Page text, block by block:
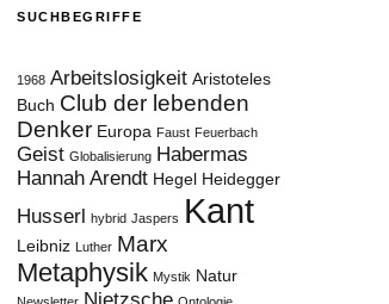
SUCHBEGRIFFE
1968 Arbeitslosigkeit Aristoteles
Buch Club der lebenden
Denker Europa Faust Feuerbach
Geist Globalisierung Habermas
Hannah Arendt Hegel Heidegger
Husserl hybrid Jaspers Kant
Leibniz Luther Marx
Metaphysik Mystik Natur
Newsletter Nietzsche Ontologie